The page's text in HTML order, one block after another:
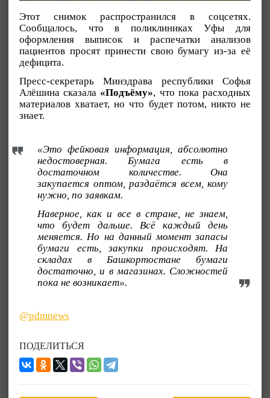
Этот снимок распространился в соцсетях.
Сообщалось, что в поликлиниках Уфы для
оформления выписок и распечатки анализов
пациентов просят принести свою бумагу из-за её
дефицита.
Пресс-секретарь Минздрава республики Софья
Алёшина сказала «Подъёму», что пока расходных
материалов хватает, но что будет потом, никто не
знает.
«Это фейковая информация, абсолютно
недостоверная. Бумага есть в
достаточном количестве. Она
закупается оптом, раздаётся всем, кому
нужно, по заявкам.
Наверное, как и все в стране, не знаем,
что будет дальше. Всё каждый день
меняется. Но на данный момент запасы
бумаги есть, закупки происходят. На
складах в Башкортостане бумаги
достаточно, и в магазинах. Сложностей
пока не возникает».
@pdmnews
ПОДЕЛИТЬСЯ